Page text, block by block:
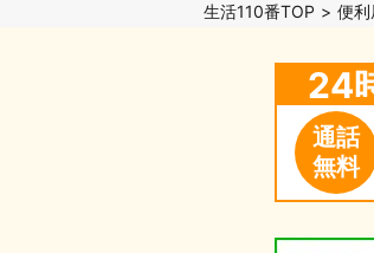
生活110番TOP 便利
24
通話
無料